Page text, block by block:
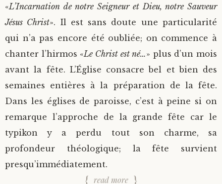
«L’Incarnation de notre Seigneur et Dieu, notre Sauveur
Jésus Christ». Il est sans doute une particularité
qui n’a pas encore été oubliée; on commence à
chanter l’hirmos «Le Christ est né…» plus d’un mois
avant la fête. L’Église consacre bel et bien des
semaines entières à la préparation de la fête.
Dans les églises de paroisse, c’est à peine si on
remarque l’approche de la grande fête car le
typikon y a perdu tout son charme, sa
profondeur théologique; la fête survient
presqu’immédiatement.
read more